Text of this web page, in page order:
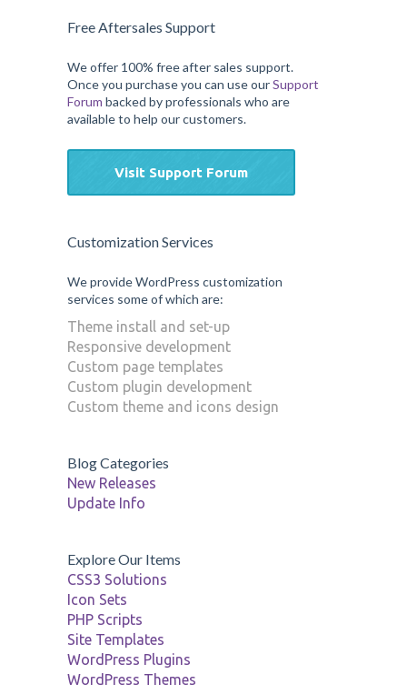
Free Aftersales Support
We offer 100% free after sales support.
Once you purchase you can use ourSupport
Forum backed by professionals who are
available to help our customers.
Visit Support Forum
Customization Services
We provide WordPress customization
services some of which are:
Theme install and set-up
Responsive development
Custom page templates
Custom plugin development
Custom theme and icons design
Blog Categories
New Releases
Update Info
Explore Our Items
CSS3 Solutions
Icon Sets
PHP Scripts
Site Templates
WordPress Plugins
WordPress Themes